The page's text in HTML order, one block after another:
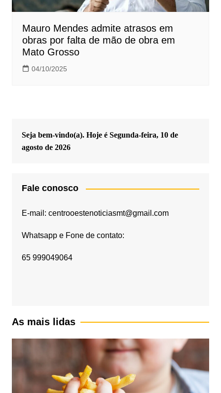
Mauro Mendes admite atrasos em
obras por falta de mão de obra em
Mato Grosso
04/10/2025
Seja bem-vindo(a). Hoje é Segunda-feira, 10 de
agosto de 2026
Fale conosco
E-mail: centrooestenoticiasmt@gmail.com
Whatsapp e Fone de contato:
65 999049064
As mais lidas